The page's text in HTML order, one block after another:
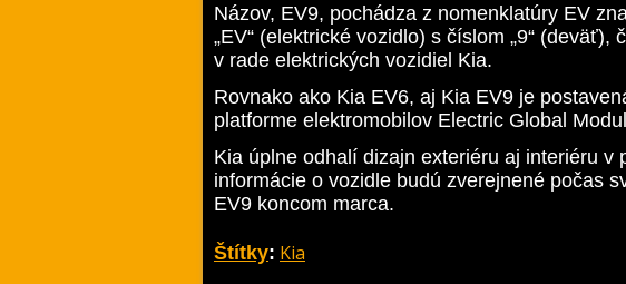
Názov, EV9, pochádza z nomenklatúry EV
„EV“ (elektrické vozidlo) s číslom „9“
v rade elektrických vozidiel Kia.
Rovnako ako Kia EV6, aj Kia EV9 je
platforme elektromobilov Electric Global
Kia úplne odhalí dizajn exteriéru aj interiéru v
informácie o vozidle budú zverejnené počas
EV9 koncom marca.
Štítky: Kia